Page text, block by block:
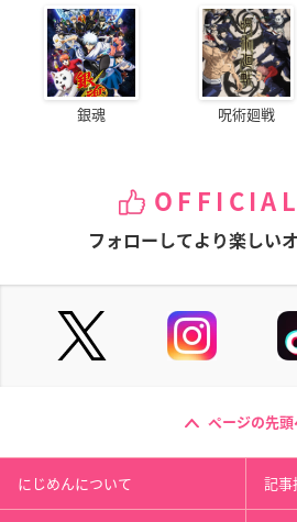
銀魂 呪術廻戦
フォローしてより楽しい
ページの先頭
にじめんについて 記事